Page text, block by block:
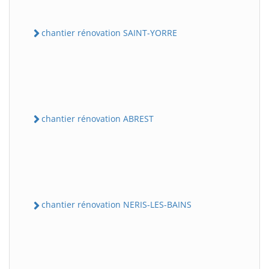
chantier rénovation SAINT-YORRE
chantier rénovation ABREST
chantier rénovation NERIS-LES-BAINS